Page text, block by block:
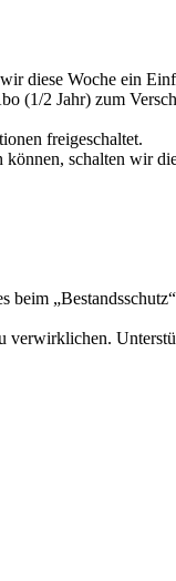
diese Woche ein
(1/2 Jahr) zum
freigeschaltet.
schalten wir
verwirklichen.